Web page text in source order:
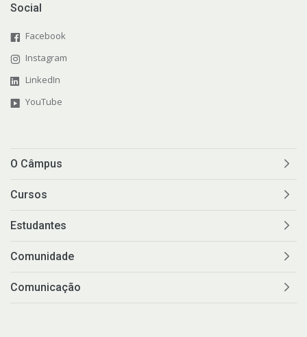
Social
Facebook
Instagram
LinkedIn
YouTube
O Câmpus
Cursos
Estudantes
Comunidade
Comunicação